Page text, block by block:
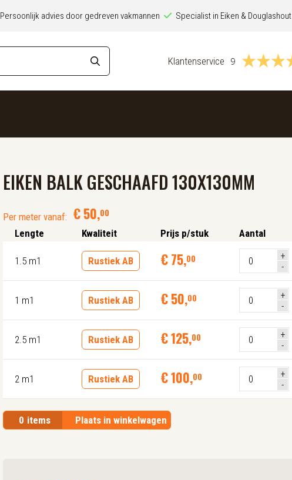
Persoonlijk advies door gedreven vakmannen Specialist in Eiken & Douglashout
Klantenservice 9
EIKEN BALK GESCHAAFD 130X130MM
Per meter vanaf: €50,00
Lengte Kwaliteit Prijs p/stuk Aantal
1.5 m1 Rustiek AB €75,00
1 m1 Rustiek AB €50,00
2.5 m1 Rustiek AB €125,00
2 m1 Rustiek AB €100,00
0 items Plaats in winkelwagen